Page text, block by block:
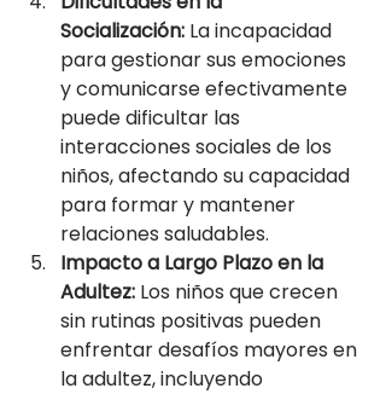
Socialización: La incapacidad
para gestionar sus emociones
y comunicarse efectivamente
puede dificultar las
interacciones sociales de los
niños, afectando su capacidad
para formar y mantener
relaciones saludables.
Impacto a Largo Plazo en la
Adultez: Los niños que crecen
sin rutinas positivas pueden
enfrentar desafíos mayores en
la adultez, incluyendo